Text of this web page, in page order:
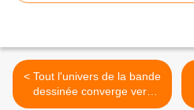
< Tout l'univers de la bande
dessinée converge vers
Angoulême #FIBD2020